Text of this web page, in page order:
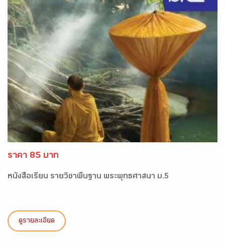
ราคา 85 บาท
หนังสือเรียน รายวิชาพื้นฐาน พระพุทธศาสนา ม.5
ดูรายละเอียด